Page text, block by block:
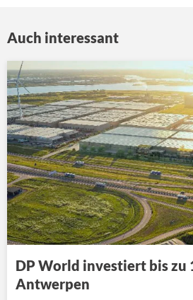
Auch interessant
DP World investiert bis zu
Antwerpen